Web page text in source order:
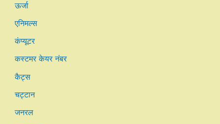
ऊर्जा
एनिमल्स
कंप्यूटर
कस्टमर केयर नंबर
कैट्स
चट्टान
जनरल